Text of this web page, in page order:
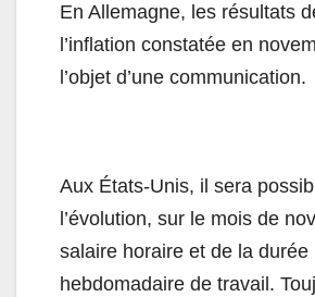
En Allemagne, les résultats
l’inflation constatée en
l’objet d’une communication.
Aux États-Unis, il sera
l’évolution, sur le mois de
salaire horaire et de la durée
hebdomadaire de travail.